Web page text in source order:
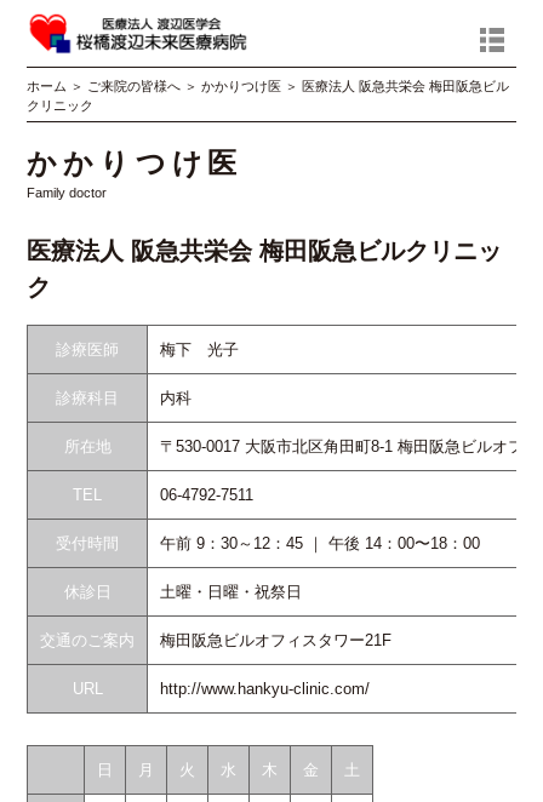
ホーム ＞ ご来院の皆様へ ＞かかりつけ医 ＞
医療法人 阪急共栄会 梅田阪急ビル
クリニック
かかりつけ医
Family doctor
医療法人 阪急共栄会 梅田阪急ビルクリニッ
ク
診療医師 梅下 光子
診療科目 内科
所在地 〒530-0017 大阪市北区角田町8-1 梅田阪急ビルオフ
TEL 06-4792-7511
受付時間 午前 9：30～12：45 ｜ 午後 14：00〜18：00
休診日 土曜・日曜・祝祭日
交通のご案内 梅田阪急ビルオフィスタワー21F
URL http://www.hankyu-clinic.com/
日 月 火 水 木 金 土